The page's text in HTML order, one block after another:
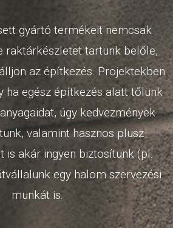
gyártó termékeit nemcsak
raktárkészletet tartunk belőle,
az építkezés. Projektekben
ha egész építkezés alatt tőlünk
úgy kedvezmények
valamint hasznos plusz
is akár ingyen biztosítunk (pl.
egy halom szervezési
munkát is.